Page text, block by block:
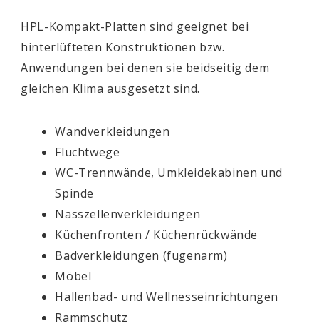
HPL-Kompakt-Platten sind geeignet bei
hinterlüfteten Konstruktionen bzw.
Anwendungen bei denen sie beidseitig dem
gleichen Klima ausgesetzt sind.
Wandverkleidungen
Fluchtwege
WC-Trennwände, Umkleidekabinen und
Spinde
Nasszellenverkleidungen
Küchenfronten / Küchenrückwände
Badverkleidungen (fugenarm)
Möbel
Hallenbad- und Wellnesseinrichtungen
Rammschutz